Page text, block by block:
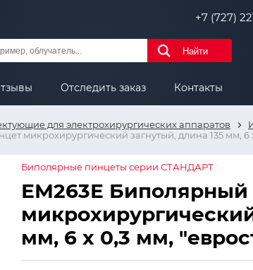
+7 (727)
Найти
Отследить заказ Контакты
для электрохирургических аппаратов
микрохирургический загнутый, длина 135 мм, 6
Биполярные пинцеты серии СТАНДАРТ
ЕМ263Е Биполярный
мм, 6 х 0,3 мм,